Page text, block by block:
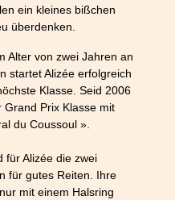
ein kleines bißchen
überdenken.
Alter von zwei Jahren an
startet Alizée erfolgreich
Klasse. Seid 2006
Prix Klasse mit
du Coussoul ».
für Alizée die zwei
für gutes Reiten. Ihre
mit einem Halsring